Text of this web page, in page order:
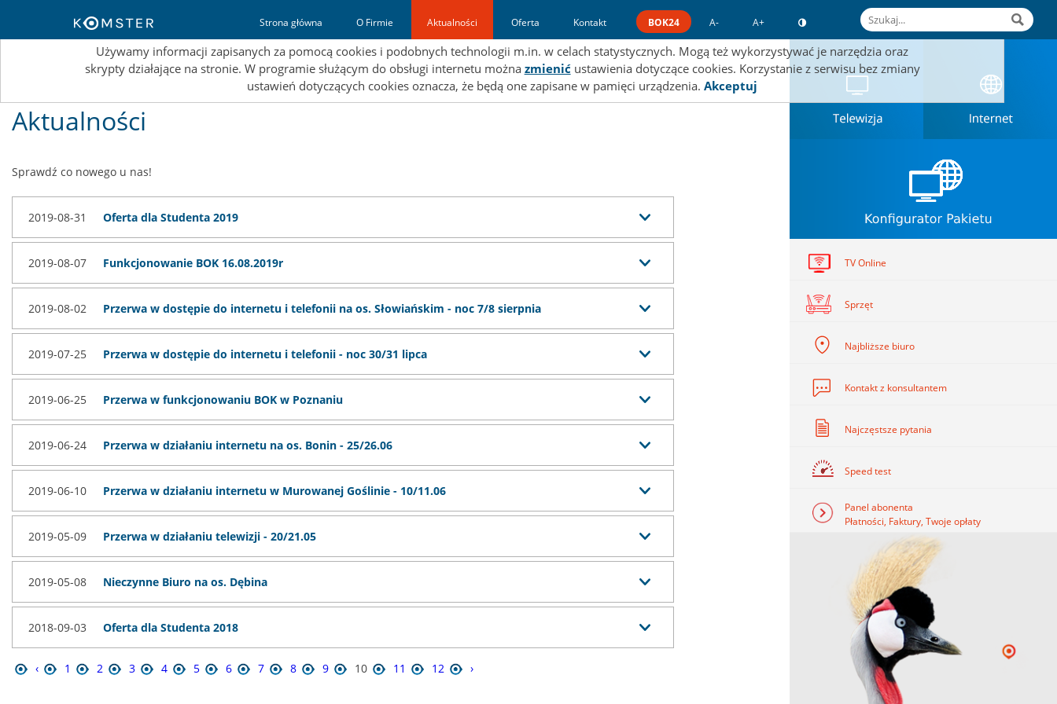
Ta strona wykorzystuje pliki cookies.
Używamy informacji zapisanych za pomocą cookies i podobnych technologii m.in. w celach statystycznych. Mogą też wykorzystywać je narzędzia oraz
skrypty działające na stronie. W programie służącym do obsługi internetu można zmienićustawienia dotyczące cookies. Korzystanie z serwisu bez zmiany
ustawień dotyczących cookies oznacza, że będą one zapisane w pamięci urządzenia.Akceptuj
Strona główna O Firmie Aktualności Oferta Kontakt BOK24 A- A+
TV Online
Sprzęt
Najbliższe biuro
Kontakt z konsultantem
Najczęstsze pytania
Speed test
Panel abonenta
Płatności, Faktury, Twoje opłaty
Aktualności
Sprawdź co nowego u nas!
2019-08-31 Oferta dla Studenta 2019
2019-08-07 Funkcjonowanie BOK 16.08.2019r
2019-08-02 Przerwa w dostępie do internetu i telefonii na os. Słowiańskim - noc 7/8 sierpnia
2019-07-25 Przerwa w dostępie do internetu i telefonii - noc 30/31 lipca
2019-06-25 Przerwa w funkcjonowaniu BOK w Poznaniu
2019-06-24 Przerwa w działaniu internetu na os. Bonin - 25/26.06
2019-06-10 Przerwa w działaniu internetu w Murowanej Goślinie - 10/11.06
2019-05-09 Przerwa w działaniu telewizji - 20/21.05
2019-05-08 Nieczynne Biuro na os. Dębina
2018-09-03 Oferta dla Studenta 2018
‹ 1 2 3 4 5 6 7 8 9 10 11 12 ›